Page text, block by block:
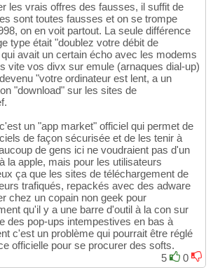
les vrais offres des fausses, il suffit de
sont toutes fausses et on se trompe
on en voit partout. La seule différence
type était "doublez votre débit de
avait un certain écho avec les modems
vite vos divx sur emule (arnaques dial-up)
"votre ordinateur est lent, a un
"download" sur les sites de
un "app market" officiel qui permet de
de façon sécurisée et de les tenir à
de gens ici ne voudraient pas d'un
la apple, mais pour les utilisateurs
ça que les sites de téléchargement de
trafiqués, repackés avec des adware
chez un copain non geek pour
qu'il y a une barre d'outil à la con sur
des pop-ups intempestives en bas à
c'est un problème qui pourrait être réglé
officielle pour se procurer des softs.
5
0